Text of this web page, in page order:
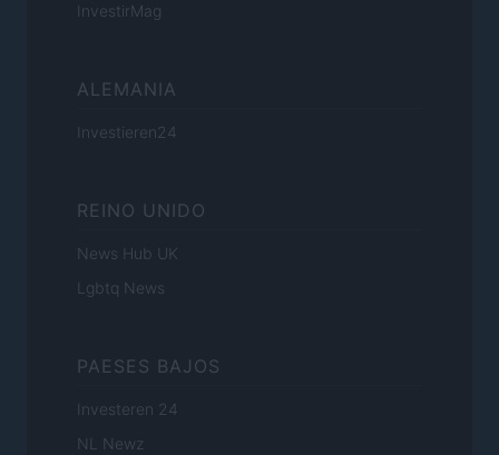
InvestirMag
ALEMANIA
Investieren24
REINO UNIDO
News Hub UK
Lgbtq News
PAESES BAJOS
Investeren 24
NL Newz